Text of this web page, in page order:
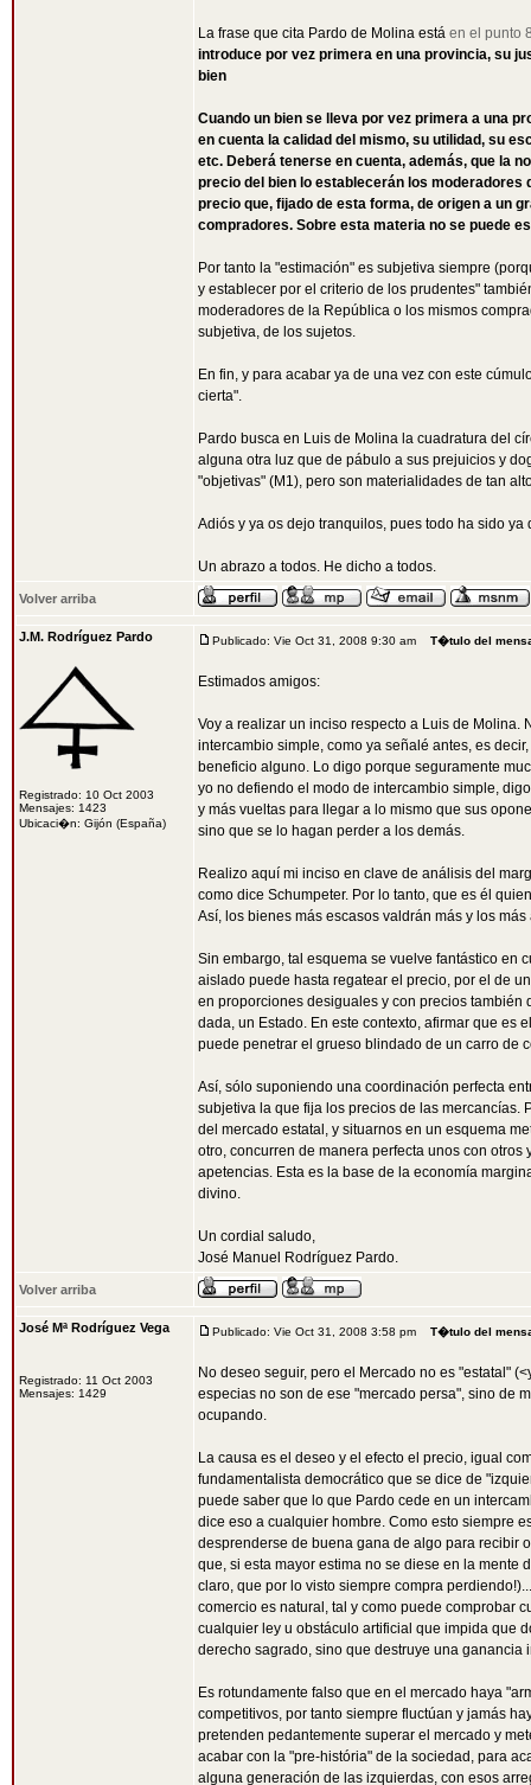
La frase que cita Pardo de Molina está en el punto
introduce por vez primera en una provincia, su
bien
Cuando un bien se lleva por vez primera a una
en cuenta la calidad del mismo, su utilidad, su
etc. Deberá tenerse en cuenta, además, que la
precio del bien lo establecerán los
precio que, fijado de esta forma, de origen a un
compradores. Sobre esta materia no se puede
Por tanto la "estimación" es subjetiva siempre
y establecer por el criterio de los prudentes"
moderadores de la República o los mismos
subjetiva, de los sujetos.
En fin, y para acabar ya de una vez con este
cierta".
Pardo busca en Luis de Molina la cuadratura del
alguna otra luz que de pábulo a sus prejuicios y
"objetivas" (M1), pero son materialidades de tan
Adiós y ya os dejo tranquilos, pues todo ha sido ya
Un abrazo a todos. He dicho a todos.
Volver arriba
J.M. Rodríguez Pardo
Registrado: 10 Oct 2003
Mensajes: 1423
Ubicaci�n: Gijón (España)
Publicado: Vie Oct 31, 2008 9:30 am T�tulo del
Estimados amigos:
Voy a realizar un inciso respecto a Luis de
intercambio simple, como ya señalé antes, es
beneficio alguno. Lo digo porque seguramente
yo no defiendo el modo de intercambio simple,
y más vueltas para llegar a lo mismo que sus
sino que se lo hagan perder a los demás.
Realizo aquí mi inciso en clave de análisis del
como dice Schumpeter. Por lo tanto, que es él
Así, los bienes más escasos valdrán más y los
Sin embargo, tal esquema se vuelve fantástico en
aislado puede hasta regatear el precio, por el de
en proporciones desiguales y con precios
dada, un Estado. En este contexto, afirmar que es
puede penetrar el grueso blindado de un carro de
Así, sólo suponiendo una coordinación perfecta
subjetiva la que fija los precios de las mercancías.
del mercado estatal, y situarnos en un esquema
otro, concurren de manera perfecta unos con
apetencias. Esta es la base de la economía
divino.
Un cordial saludo,
José Manuel Rodríguez Pardo.
Volver arriba
José Mª Rodríguez Vega
Registrado: 11 Oct 2003
Mensajes: 1429
Publicado: Vie Oct 31, 2008 3:58 pm T�tulo del
No deseo seguir, pero el Mercado no es "estatal"
especias no son de ese "mercado persa", sino de
ocupando.
La causa es el deseo y el efecto el precio, igual
fundamentalista democrático que se dice de
puede saber que lo que Pardo cede en un
dice eso a cualquier hombre. Como esto siempre
desprenderse de buena gana de algo para recibir
que, si esta mayor estima no se diese en la mente
claro, que por lo visto siempre compra
comercio es natural, tal y como puede comprobar
cualquier ley u obstáculo artificial que impida que
derecho sagrado, sino que destruye una
Es rotundamente falso que en el mercado haya
competitivos, por tanto siempre fluctúan y jamás
pretenden pedantemente superar el mercado y
acabar con la "pre-história" de la sociedad, para
alguna generación de las izquierdas, con esos